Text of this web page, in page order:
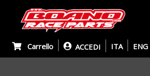
Carrello ACCEDI ITA ENG